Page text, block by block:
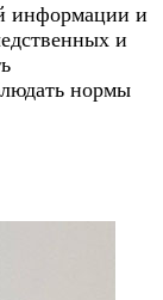
информации и
и
нормы